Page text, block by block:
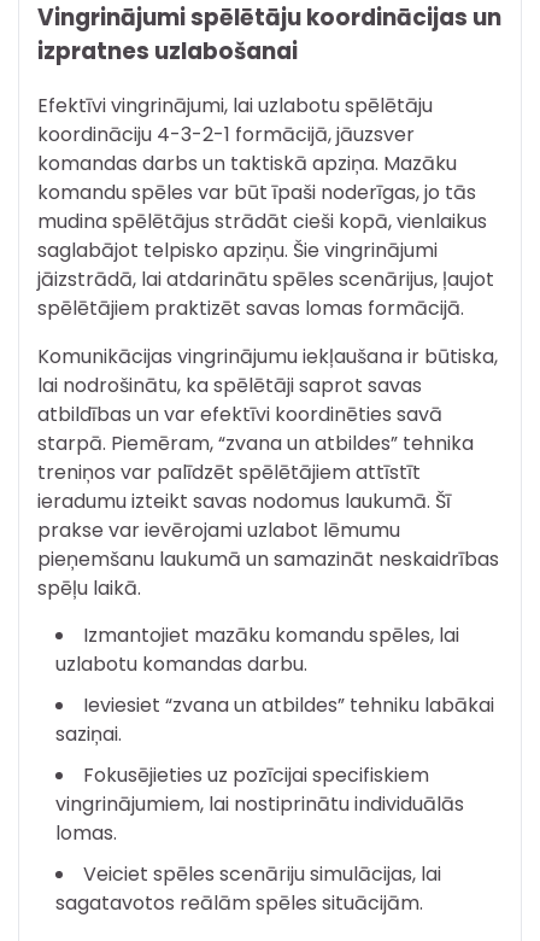
Vingrinājumi spēlētāju koordinācijas un
izpratnes uzlabošanai
Efektīvi vingrinājumi, lai uzlabotu spēlētāju
koordināciju 4-3-2-1 formācijā, jāuzsver
komandas darbs un taktiskā apziņa. Mazāku
komandu spēles var būt īpaši noderīgas, jo tās
mudina spēlētājus strādāt cieši kopā, vienlaikus
saglabājot telpisko apziņu. Šie vingrinājumi
jāizstrādā, lai atdarinātu spēles scenārijus, ļaujot
spēlētājiem praktizēt savas lomas formācijā.
Komunikācijas vingrinājumu iekļaušana ir būtiska,
lai nodrošinātu, ka spēlētāji saprot savas
atbildības un var efektīvi koordinēties savā
starpā. Piemēram, “zvana un atbildes” tehnika
treniņos var palīdzēt spēlētājiem attīstīt
ieradumu izteikt savas nodomus laukumā. Šī
prakse var ievērojami uzlabot lēmumu
pieņemšanu laukumā un samazināt neskaidrības
spēļu laikā.
Izmantojiet mazāku komandu spēles, lai
uzlabotu komandas darbu.
Ieviesiet “zvana un atbildes” tehniku labākai
saziņai.
Fokusējieties uz pozīcijai specifiskiem
vingrinājumiem, lai nostiprinātu individuālās
lomas.
Veiciet spēles scenāriju simulācijas, lai
sagatavotos reālām spēles situācijām.